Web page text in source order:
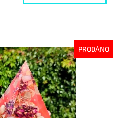
PRODÁNO